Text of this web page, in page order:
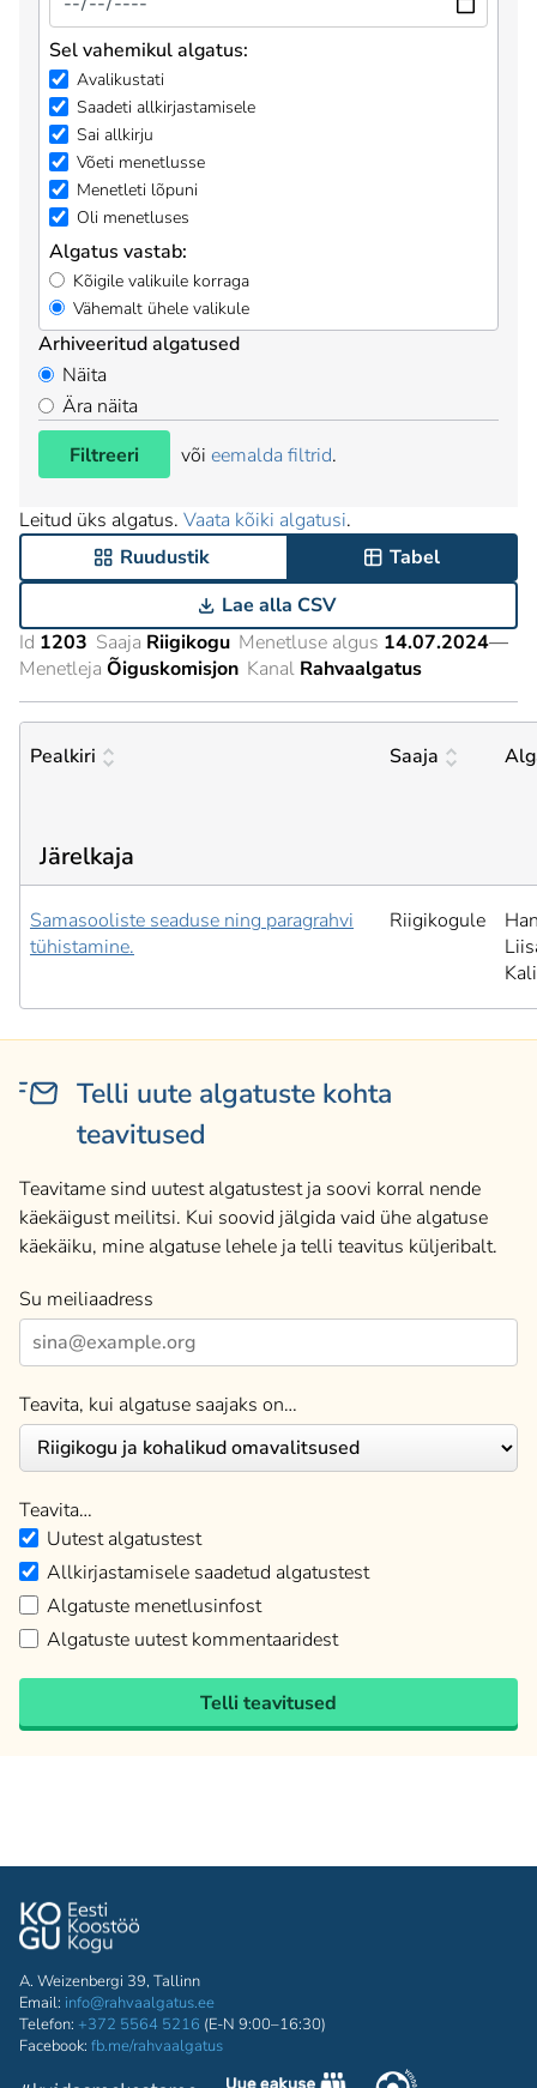
Sel vahemikul algatus:
Avalikustati
Saadeti allkirjastamisele
Sai allkirju
Võeti menetlusse
Menetleti lõpuni
Oli menetluses
Algatus vastab:
Kõigile valikuile korraga
Vähemalt ühele valikule
Arhiveeritud algatused
Näita
Ära näita
Filtreeri
või eemalda filtrid.
Leitud üks algatus. Vaata kõiki algatusi.
Ruudustik
Tabel
Lae alla CSV
Id 1203 Saaja Riigikogu Menetluse algus 14.07.2024—
Menetleja Õiguskomisjon Kanal Rahvaalgatus
Pealkiri Saaja
Järelkaja
Samasooliste seaduse ning paragrahvi
tühistamine.
Riigikogule
Telli uute algatuste kohta
teavitused
Teavitame sind uutest algatustest ja soovi korral nende
käekäigust meilitsi. Kui soovid jälgida vaid ühe algatuse
käekäiku, mine algatuse lehele ja telli teavitus küljeribalt.
Su meiliaadress
Teavita, kui algatuse saajaks on…
Teavita…
Uutest algatustest
Allkirjastamisele saadetud algatustest
Algatuste menetlusinfost
Algatuste uutest kommentaaridest
Telli teavitused
A. Weizenbergi 39, Tallinn
Email: info@rahvaalgatus.ee
Telefon: +372 5564 5216 (E-N 9:00–16:30)
Facebook: fb.me/rahvaalgatus